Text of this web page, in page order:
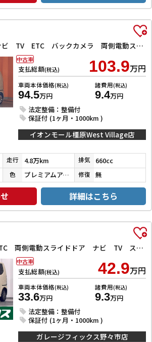
G SSパッケージ ナビ TV ETC バックカメラ 両側電動スライドドア オートライト スマートキー アイドリングストップ 電動格納ミラー シートヒーター CVT ESC CD DVD再生 ミュージックプレイヤー接続可
支払総額(税込) 103.9万円
車両本体価格(税込)
94.5万円
諸費用(税込)
9.4万円
法定整備：整備付
保証付 (1ヶ月・1000km )
中古車
イオンモール橿原West Village店
走行 4.8万km 排気 660cc
色 プレミアムアイボリーパール 修復 無
詳細はこちら
G SSパッケージ ETC 両側電動スライドドア ナビ TV スマートキー アイドリングストップ 電動格納ミラー ベンチシート CVT 盗難防止システム ABS ESC CD チップアップシート アルミホイール
支払総額(税込) 42.9万円
車両本体価格(税込)
33.6万円
諸費用(税込)
9.3万円
法定整備：整備付
保証付 (1ヶ月・1000km )
中古車
ガレージフィックス野々市店